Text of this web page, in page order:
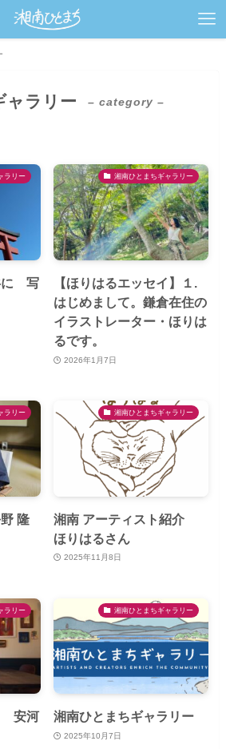
ャラリー – category –
ラリー
に 写
湘南ひとまちギャラリー
【ほりはるエッセイ】１.
はじめまして。鎌倉在住の
イラストレーター・ほりは
るです。
2026年1月7日
ラリー
隆
湘南ひとまちギャラリー
湘南 アーティスト紹介
ほりはるさん
2025年11月8日
ラリー
安河
湘南ひとまちギャラリー
湘南ひとまちギャラリー
2025年10月7日